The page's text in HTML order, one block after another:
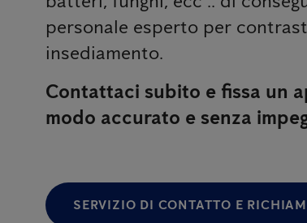
personale esperto per
insediamento.
Contattaci subito e fissa un
modo accurato e senza
SERVIZIO DI CONTATTO E